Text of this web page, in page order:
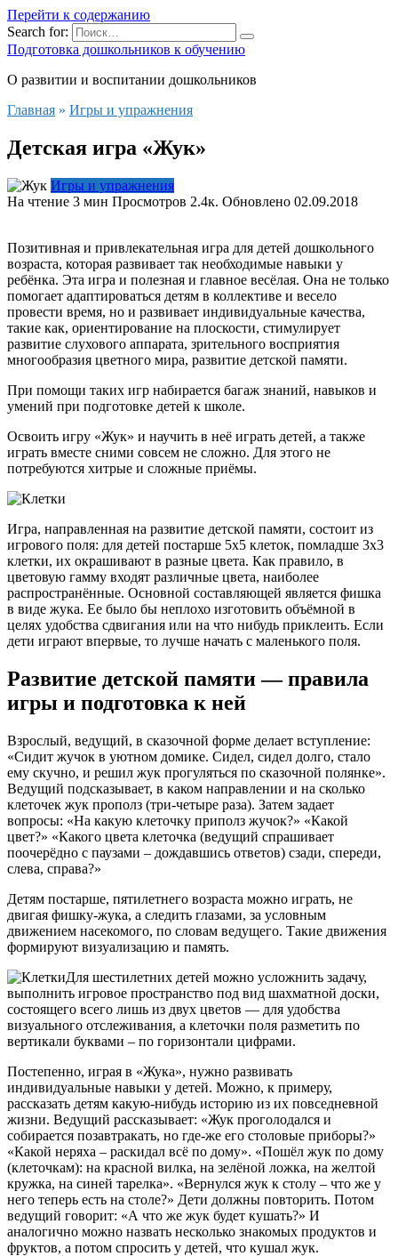
Перейти к содержанию
Search for:
Подготовка дошкольников к обучению
О развитии и воспитании дошкольников
Главная » Игры и упражнения
Детская игра «Жук»
Игры и упражнения
На чтение 3 мин Просмотров 2.4к. Обновлено 02.09.2018
Позитивная и привлекательная игра для детей дошкольного
возраста, которая развивает так необходимые навыки у
ребёнка. Эта игра и полезная и главное весёлая. Она не только
помогает адаптироваться детям в коллективе и весело
провести время, но и развивает индивидуальные качества,
такие как, ориентирование на плоскости, стимулирует
развитие слухового аппарата, зрительного восприятия
многообразия цветного мира, развитие детской памяти.
При помощи таких игр набирается багаж знаний, навыков и
умений при подготовке детей к школе.
Освоить игру «Жук» и научить в неё играть детей, а также
играть вместе сними совсем не сложно. Для этого не
потребуются хитрые и сложные приёмы.
Игра, направленная на развитие детской памяти, состоит из
игрового поля: для детей постарше 5х5 клеток, помладше 3х3
клетки, их окрашивают в разные цвета. Как правило, в
цветовую гамму входят различные цвета, наиболее
распространённые. Основной составляющей является фишка
в виде жука. Ее было бы неплохо изготовить объёмной в
целях удобства сдвигания или на что нибудь приклеить. Если
дети играют впервые, то лучше начать с маленького поля.
Развитие детской памяти — правила
игры и подготовка к ней
Взрослый, ведущий, в сказочной форме делает вступление:
«Сидит жучок в уютном домике. Сидел, сидел долго, стало
ему скучно, и решил жук прогуляться по сказочной полянке».
Ведущий подсказывает, в каком направлении и на сколько
клеточек жук прополз (три-четыре раза). Затем задает
вопросы: «На какую клеточку приполз жучок?» «Какой
цвет?» «Какого цвета клеточка (ведущий спрашивает
поочерёдно с паузами – дождавшись ответов) сзади, спереди,
слева, справа?»
Детям постарше, пятилетнего возраста можно играть, не
двигая фишку-жука, а следить глазами, за условным
движением насекомого, по словам ведущего. Такие движения
формируют визуализацию и память.
Для шестилетних детей можно усложнить задачу,
выполнить игровое пространство под вид шахматной доски,
состоящего всего лишь из двух цветов — для удобства
визуального отслеживания, а клеточки поля разметить по
вертикали буквами – по горизонтали цифрами.
Постепенно, играя в «Жука», нужно развивать
индивидуальные навыки у детей. Можно, к примеру,
рассказать детям какую-нибудь историю из их повседневной
жизни. Ведущий рассказывает: «Жук проголодался и
собирается позавтракать, но где-же его столовые приборы?»
«Какой неряха – раскидал всё по дому». «Пошёл жук по дому
(клеточкам): на красной вилка, на зелёной ложка, на желтой
кружка, на синей тарелка». «Вернулся жук к столу – что же у
него теперь есть на столе?» Дети должны повторить. Потом
ведущий говорит: «А что же жук будет кушать?» И
аналогично можно назвать несколько знакомых продуктов и
фруктов, а потом спросить у детей, что кушал жук.